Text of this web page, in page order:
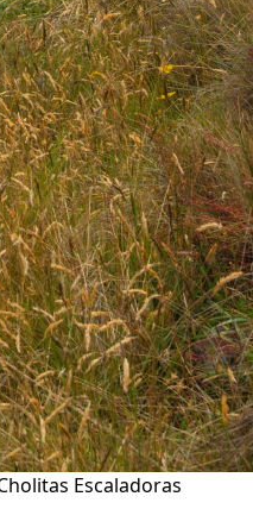
Escaladoras